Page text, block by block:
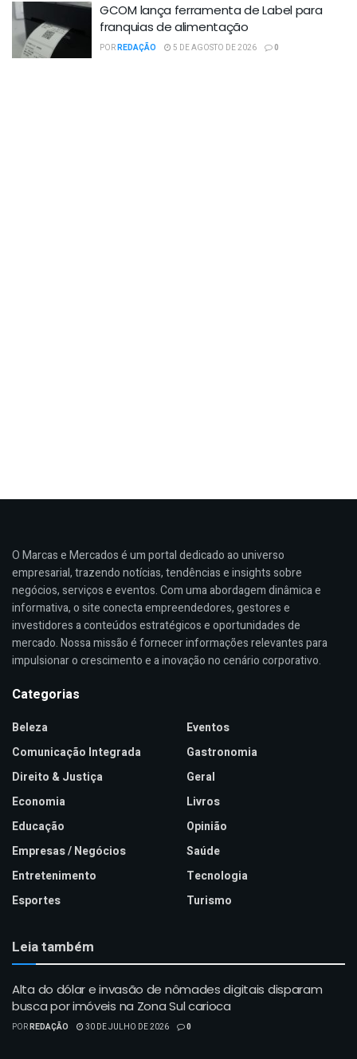
GCOM lança ferramenta de Label para
franquias de alimentação
PORREDAÇÃO 5 DE AGOSTO DE 2026 0
O Marcas e Mercados é um portal dedicado ao universo
empresarial, trazendo notícias, tendências e insights sobre
negócios, serviços e eventos. Com uma abordagem dinâmica e
informativa, o site conecta empreendedores, gestores e
investidores a conteúdos estratégicos e oportunidades de
mercado. Nossa missão é fornecer informações relevantes para
impulsionar o crescimento e a inovação no cenário corporativo.
Categorias
Beleza
Comunicação Integrada
Direito & Justiça
Economia
Educação
Empresas / Negócios
Entretenimento
Esportes
Eventos
Gastronomia
Geral
Livros
Opinião
Saúde
Tecnologia
Turismo
Leia também
Alta do dólar e invasão de nômades digitais disparam
busca por imóveis na Zona Sul carioca
PORREDAÇÃO 30 DE JULHO DE 2026 0